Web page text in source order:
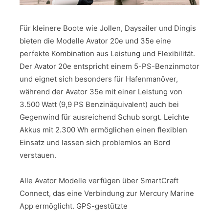
Für kleinere Boote wie Jollen, Daysailer und Dingis
bieten die Modelle Avator 20e und 35e eine
perfekte Kombination aus Leistung und Flexibilität.
Der Avator 20e entspricht einem 5-PS-Benzinmotor
und eignet sich besonders für Hafenmanöver,
während der Avator 35e mit einer Leistung von
3.500 Watt (9,9 PS Benzinäquivalent) auch bei
Gegenwind für ausreichend Schub sorgt. Leichte
Akkus mit 2.300 Wh ermöglichen einen flexiblen
Einsatz und lassen sich problemlos an Bord
verstauen.
Alle Avator Modelle verfügen über SmartCraft
Connect, das eine Verbindung zur Mercury Marine
App ermöglicht. GPS-gestützte